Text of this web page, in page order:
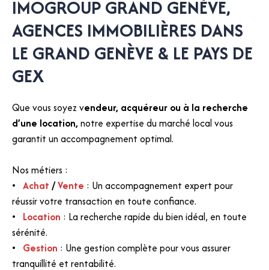
IMOGROUP GRAND GENÈVE,
AGENCES IMMOBILIÈRES DANS
LE GRAND GENÈVE & LE PAYS DE
GEX
Que vous soyez vendeur, acquéreur ou à la recherche
d’une location, notre expertise du marché local vous
garantit un accompagnement optimal.
Nos métiers :
Achat /Vente : Un accompagnement expert pour
réussir votre transaction en toute confiance.
Location : La recherche rapide du bien idéal, en toute
sérénité.
Gestion : Une gestion complète pour vous assurer
tranquillité et rentabilité.